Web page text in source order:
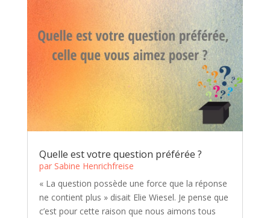
Quelle est votre question préférée ?
par Sabine Henrichfreise
« La question possède une force que la réponse
ne contient plus » disait Elie Wiesel. Je pense que
c’est pour cette raison que nous aimons tous